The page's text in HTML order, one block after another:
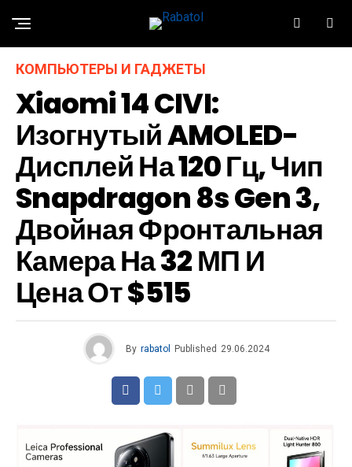
КОМПЬЮТЕРЫ И ГАДЖЕТЫ
Xiaomi 14 CIVI:
Изогнутый AMOLED-
Дисплей На 120 Гц, Чип
Snapdragon 8s Gen 3,
Двойная Фронтальная
Камера На 32 МП И
Цена От $515
By rabatol Published 29.06.2024